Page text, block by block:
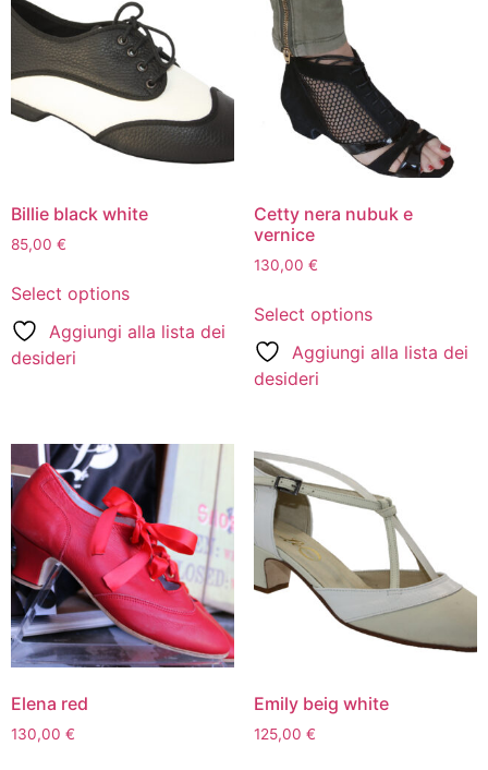
Billie black white
85,00 €
Select options
Aggiungi alla lista dei
desideri
Cetty nera nubuk e
vernice
130,00 €
Select options
Aggiungi alla lista dei
desideri
Elena red
130,00 €
Emily beig white
125,00 €